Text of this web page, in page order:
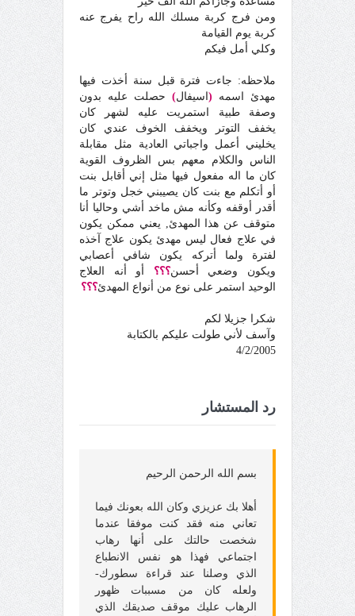
ومن فرج كربة مسلك الله راح يفرج عنه
كربة يوم القيامة
وكلي أمل فيكم
ملاحظه: جاءت فترة قبل سنة أخذت فيها
مهدئ اسمه ( اسيفال) حصلت عليه بدون
وصفة طبية استمريت عليه لشهر كان
يخفف التوتر ويخفف الخوف عندي كان
يخليني أعمل واجباتي العادية مثل مقابلة
الناس والكلام معهم بس الظروف القوية
كان ما اله مفعول فيها مثل إني أقابل بنت
أو أتكلم مع بنت كان يصيبني خجل وتوتر ما
أقدر أوقفه وكأنه مش ماخد أشي وحاليا أنا
متوقف عن هذا المهدئ, يعني ممكن يكون
في علاج فعال ليس مهدئ يكون علاج آخذه
لفترة ولما أتركه يكون شافي أعصابي
ويكون وضعي أحسن؟؟؟ أو أنه العلاج
الوحيد استمر على نوع من أنواع المهدئ؟؟؟
شكرا جزيلا لكم
وآسف لأني طولت عليكم بالكتابة
4/2/2005
رد المستشار
بسم الله الرحمن الرحيم
أهلا بك عزيزي وكان الله بعونك فيما
تعاني منه فقد كنت موفقا عندما
شخصت حالتك على أنها رهاب
اجتماعي فهذا هو نفس الانطباع
الذي وصلنا عند قراءة سطورك-
ولعله كان من مسببات ظهور
الرهاب عليك موقف صديقك الذي